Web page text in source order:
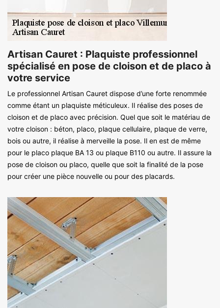
Artisan Cauret : Plaquiste professionnel
spécialisé en pose de cloison et de placo à
votre service
Le professionnel Artisan Cauret dispose d’une forte renommée
comme étant un plaquiste méticuleux. Il réalise des poses de
cloison et de placo avec précision. Quel que soit le matériau de
votre cloison : béton, placo, plaque cellulaire, plaque de verre,
bois ou autre, il réalise à merveille la pose. Il en est de même
pour le placo plaque BA 13 ou plaque B110 ou autre. Il assure la
pose de cloison ou placo, quelle que soit la finalité de la pose
pour créer une pièce nouvelle ou pour des placards.